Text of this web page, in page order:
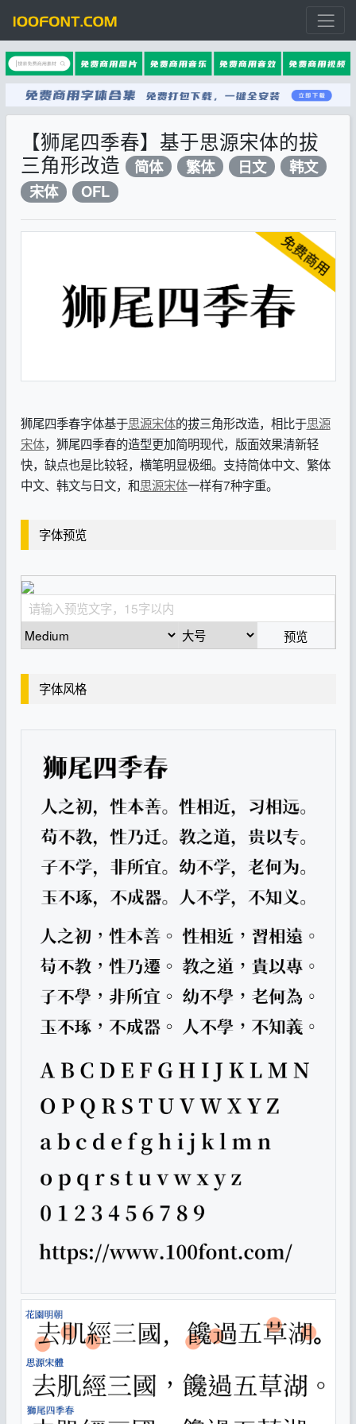
【狮尾四季春】基于思源宋体的拔
三角形改造
简体 繁体 日文
韩文
宋体
OFL
狮尾四季春字体基于思源宋体的拔三角形改造，相比于思源
宋体，狮尾四季春的造型更加简明现代，版面效果清新轻
快，缺点也是比较轻，横笔明显极细。支持简体中文、繁体
中文、韩文与日文，和思源宋体一样有7种字重。
字体预览
预览
字体风格